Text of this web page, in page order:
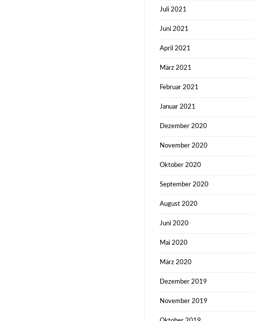
Juli 2021
Juni 2021
April 2021
März 2021
Februar 2021
Januar 2021
Dezember 2020
November 2020
Oktober 2020
September 2020
August 2020
Juni 2020
Mai 2020
März 2020
Dezember 2019
November 2019